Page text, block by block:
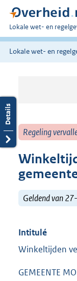
U
bent
hier:
Lokale wet- en
Lokale wet- en
Regeling
Geldend van
Intitulé
Winkeltijden
GEMEENTE